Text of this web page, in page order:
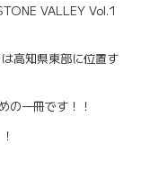
VALLEY Vol.1
高知県東部に位置す
の一冊です！！